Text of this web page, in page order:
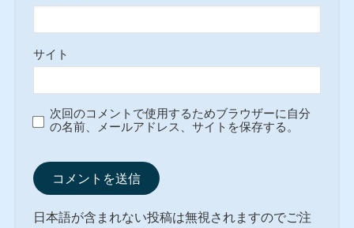
サイト
次回のコメントで使用するためブラウザーに自分
の名前、メールアドレス、サイトを保存する。
日本語が含まれない投稿は無視されますのでご注